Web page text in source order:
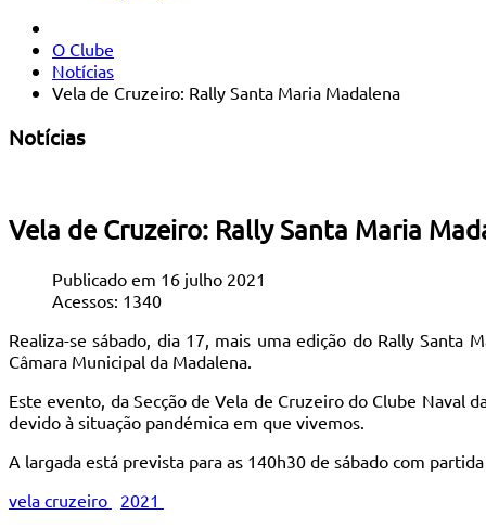
O Clube
Notícias
Vela de Cruzeiro: Rally Santa Maria Madalena
Notícias
Vela de Cruzeiro: Rally Santa Maria
Publicado em 16 julho 2021
Acessos: 1340
Realiza-se sábado, dia 17, mais uma edição do Rally Santa
Câmara Municipal da Madalena.
Este evento, da Secção de Vela de Cruzeiro do Clube Naval
devido à situação pandémica em que vivemos.
A largada está prevista para as 140h30 de sábado com
vela cruzeiro
2021